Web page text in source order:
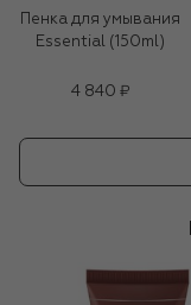
Пенка для умывания
Essential (150ml)
4 840 ₽